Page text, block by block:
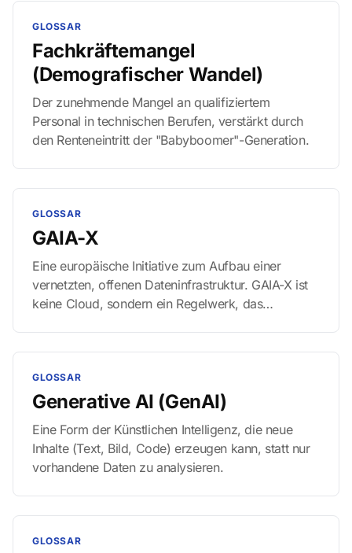
GLOSSAR
Fachkräftemangel
(Demografischer Wandel)
Der zunehmende Mangel an qualifiziertem
Personal in technischen Berufen, verstärkt durch
den Renteneintritt der "Babyboomer"-Generation.
GLOSSAR
GAIA-X
Eine europäische Initiative zum Aufbau einer
vernetzten, offenen Dateninfrastruktur. GAIA-X ist
keine Cloud, sondern ein Regelwerk, das
Server sie liegen.
GLOSSAR
Generative AI (GenAI)
Eine Form der Künstlichen Intelligenz, die neue
Inhalte (Text, Bild, Code) erzeugen kann, statt nur
vorhandene Daten zu analysieren.
GLOSSAR